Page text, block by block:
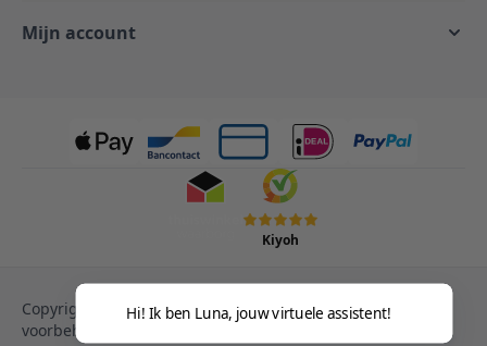
Mijn account
Kiyoh
Copyright © 2013-heden Magento. Alle rechten
voorbehouden.
Hi! Ik ben Luna, jouw virtuele assistent!